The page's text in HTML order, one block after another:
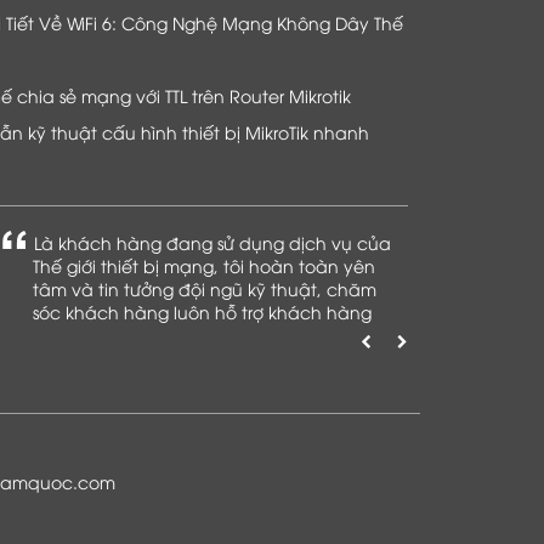
Tiết Về WiFi 6: Công Nghệ Mạng Không Dây Thế
chia sẻ mạng với TTL trên Router Mikrotik
kỹ thuật cấu hình thiết bị MikroTik nhanh
Là khách hàng đang sử dụng dịch vụ của
Thế giới thiết bị mạng, tôi hoàn toàn yên
tâm và tin tưởng đội ngũ kỹ thuật, chăm
sóc khách hàng luôn hỗ trợ khách hàng